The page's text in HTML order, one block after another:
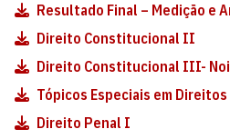
Resultado Final – Medição e
Direito Constitucional II
Direito Constitucional III-
Tópicos Especiais em Direitos
Direito Penal I